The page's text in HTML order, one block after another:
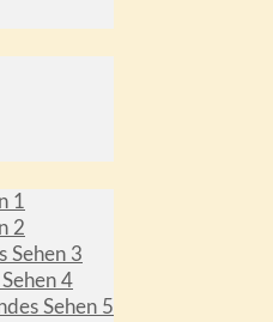
1
2
Sehen 3
4
Sehen 5